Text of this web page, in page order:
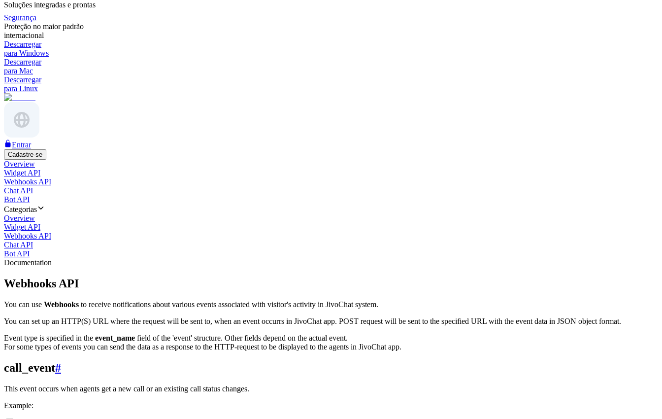
Soluções integradas e prontas
Segurança
Proteção no maior padrão
internacional
Descarregar
para Windows
Descarregar
para Mac
Descarregar
para Linux
Entrar
Cadastre-se
Overview
Widget API
Webhooks API
Chat API
Bot API
Categorias
Overview
Widget API
Webhooks API
Chat API
Bot API
Documentation
Webhooks API
You can use Webhooks to receive notifications about various events associated with visitor's activity in JivoChat system.
You can set up an HTTP(S) URL where the request will be sent to, when an event occurrs in JivoChat app. POST request will be sent to the specified URL with the event data in JSON object format.
Event type is specified in the event_name field of the 'event' structure. Other fields depend on the actual event.
For some types of events you can send the data as a response to the HTTP-request to be displayed to the agents in JivoChat app.
call_event#
This event occurs when agents get a new call or an existing call status changes.
Example: